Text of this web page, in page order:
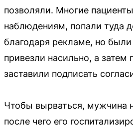
позволяли. Многие
наблюдениям, попали туда
благодаря рекламе, но были
привезли насильно, а затем
заставили подписать
Чтобы вырваться, мужчина
после чего его